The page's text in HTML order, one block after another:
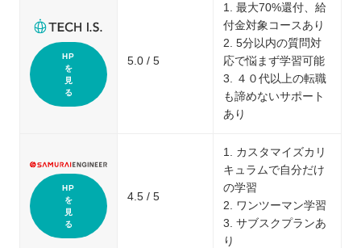
HP
を
見
る
5.0 / 5
1. 最大70%還付、給
付金対象コースあり
2. 5分以内の質問対
応で悩まず学習可能
3. ４０代以上の転職
も諦めないサポート
あり
HP
を
見
る
4.5 / 5
1. カスタマイズカリ
キュラムで自分だけ
の学習
2. ワンツーマン学習
3. サブスクプランあ
り